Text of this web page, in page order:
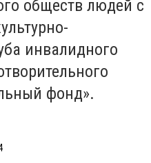
обществ людей с
инвалидного
фонд».